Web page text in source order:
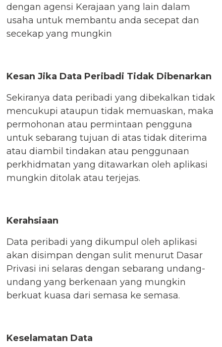
dengan agensi Kerajaan yang lain dalam
usaha untuk membantu anda secepat dan
secekap yang mungkin
Kesan Jika Data Peribadi Tidak Dibenarkan
Sekiranya data peribadi yang dibekalkan tidak
mencukupi ataupun tidak memuaskan, maka
permohonan atau permintaan pengguna
untuk sebarang tujuan di atas tidak diterima
atau diambil tindakan atau penggunaan
perkhidmatan yang ditawarkan oleh aplikasi
mungkin ditolak atau terjejas.
Kerahsiaan
Data peribadi yang dikumpul oleh aplikasi
akan disimpan dengan sulit menurut Dasar
Privasi ini selaras dengan sebarang undang-
undang yang berkenaan yang mungkin
berkuat kuasa dari semasa ke semasa.
Keselamatan Data